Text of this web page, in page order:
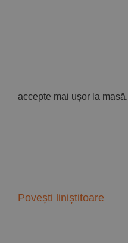
accepte mai ușor la masă.
Povești liniștitoare